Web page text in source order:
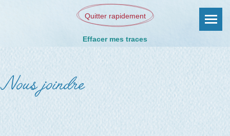
Quitter rapidement
Effacer mes traces
Nous joindre